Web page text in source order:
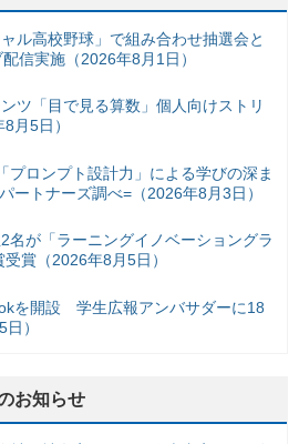
ル高校野球」で組み合わせ抽選会と
信実施（2026年8月1日）
ツ「目で見る算数」個人向けストリ
月5日）
プロンプト設計力」による学びの深ま
ートナーズ調べ=（2026年8月3日）
名が「ラーニングイノベーショングラ
賞（2026年8月5日）
を開設 学生広報アンバサダーに18
）
お知らせ